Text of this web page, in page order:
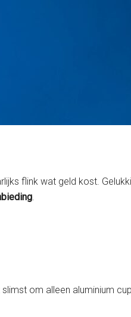
flink wat geld kost.
.
om alleen aluminium